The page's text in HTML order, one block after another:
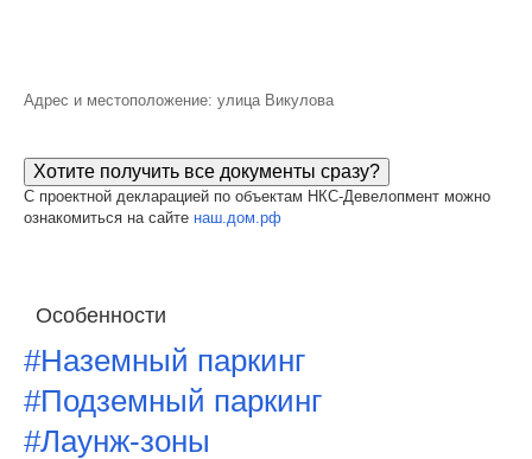
Адрес и местоположение: улица Викулова
Хотите получить все документы сразу?
С проектной декларацией по объектам НКС-Девелопмент можно
ознакомиться на сайте наш.дом.рф
Особенности
#Наземный паркинг
#Подземный паркинг
#Лаунж-зоны